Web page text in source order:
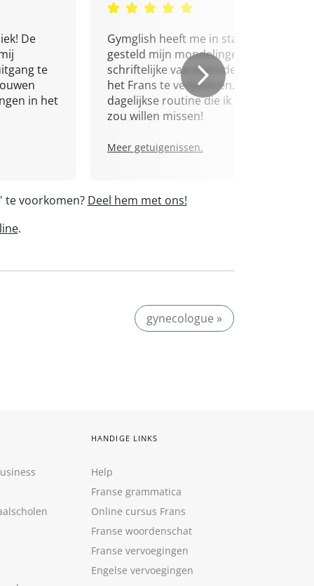
De
te
in het
Gymglish heeft me in staat
gesteld mijn mondelinge en
schriftelijke vaardigheden in
het Frans te verbeteren. Een
dagelijkse routine die ik niet
zou willen missen!
Meer getuigenissen.
te voorkomen? Deel hem met ons!
.
gynecologue »
HANDIGE LINKS
Help
Franse grammatica
Online cursus Frans
Franse woordenschat
Franse vervoegingen
Engelse vervoegingen